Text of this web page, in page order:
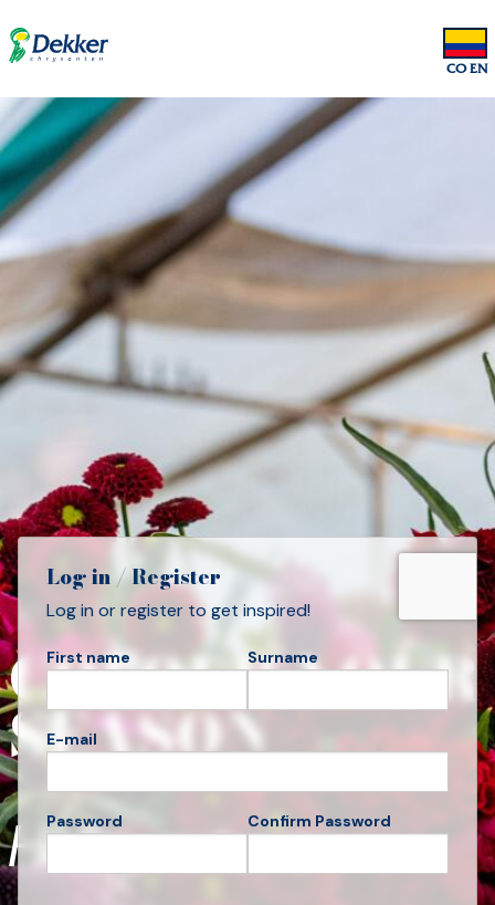
CO EN
COLOUR YOUR
SEASON
Hello, autumn
Log in / Register
Log in or register to get inspired!
First name Surname
E-mail
Password Confirm Password